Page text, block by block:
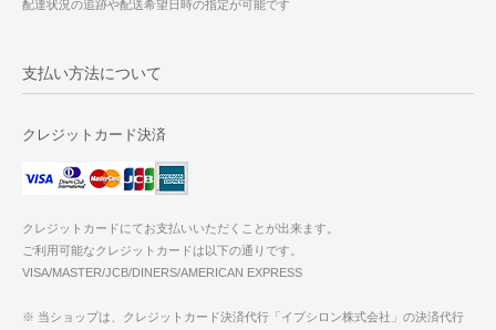
配達状況の追跡や配送希望日時の指定が可能です
支払い方法について
クレジットカード決済
クレジットカードにてお支払いいただくことが出来ます。
ご利用可能なクレジットカードは以下の通りです。
VISA/MASTER/JCB/DINERS/AMERICAN EXPRESS
※ 当ショップは、クレジットカード決済代行「イプシロン株式会社」の決済代行